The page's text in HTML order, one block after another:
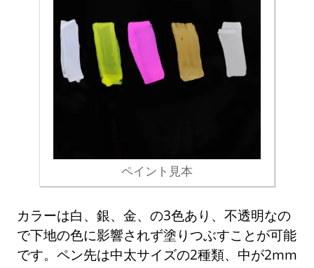
ペイント見本
カラーは白、銀、金、の3色あり、不透明なの
で下地の色に影響されず塗りつぶすことが可能
です。ペン先は中太サイズの2種類、中が2mm